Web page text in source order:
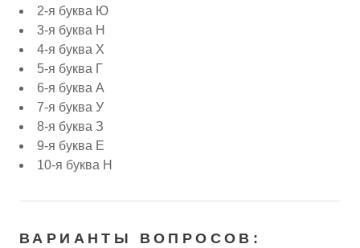
2-я буква Ю
3-я буква Н
4-я буква Х
5-я буква Г
6-я буква А
7-я буква У
8-я буква З
9-я буква Е
10-я буква Н
ВАРИАНТЫ ВОПРОСОВ: